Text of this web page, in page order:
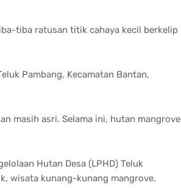
tiba ratusan titik cahaya kecil berkelip
Pambang, Kecamatan Bantan,
masih asri. Selama ini, hutan mangrove
Hutan Desa (LPHD) Teluk
wisata kunang-kunang mangrove.